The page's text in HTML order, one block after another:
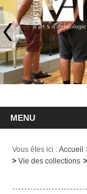
MENU
Le musée
Visites et activités
Vous êtes ici : Accueil
Vie des collections